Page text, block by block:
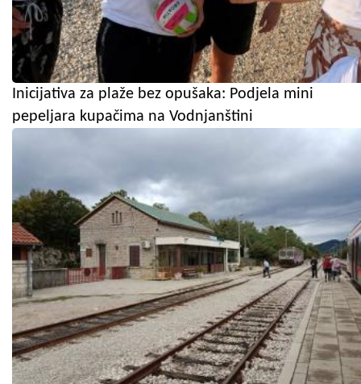
Inicijativa za plaže bez opušaka: Podjela mini
pepeljara kupačima na Vodnjanštini